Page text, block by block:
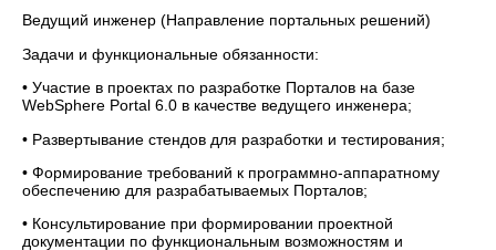
Ведущий инженер (Направление портальных решений)
Задачи и функциональные обязанности:
• Участие в проектах по разработке Порталов на базе
WebSphere Portal 6.0 в качестве ведущего инженера;
• Развертывание стендов для разработки и тестирования;
• Формирование требований к программно-аппаратному
обеспечению для разрабатываемых Порталов;
• Консультирование при формировании проектной
документации по функциональным возможностям и